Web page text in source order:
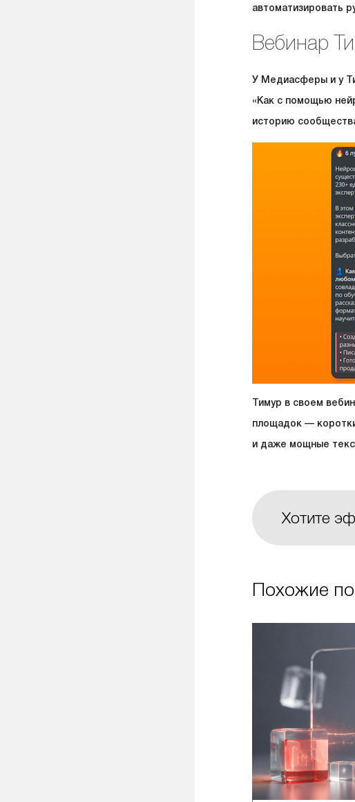
автоматизировать
Вебинар
У Медиасферы и у
«Как с помощью
историю
Тимур в своем
площадок —
и даже мощные
Хотите
Похожие